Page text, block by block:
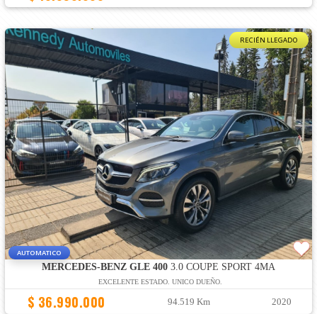
RECIÉN LLEGADO
AUTOMATICO
MERCEDES-BENZ GLE 4003.0 COUPE SPORT 4MA
EXCELENTE ESTADO. UNICO DUEÑO.
$ 36.990.000 94.519 Km 2020